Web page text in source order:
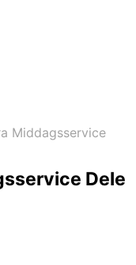
Middagsservice
Dele